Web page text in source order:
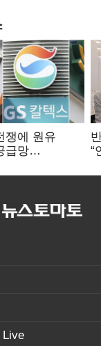
쟁에 원유
급망
유, 에너지안보
“
Live